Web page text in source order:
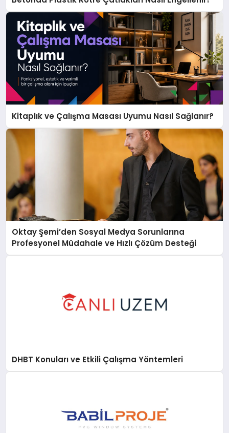
Kitaplık ve Çalışma Masası Uyumu Nasıl Sağlanır?
Oktay Şemi’den Sosyal Medya Sorunlarına
Profesyonel Müdahale ve Hızlı Çözüm Desteği
DHBT Konuları ve Etkili Çalışma Yöntemleri